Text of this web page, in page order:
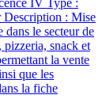
IV Type :
Description : Mise
le secteur de
pizzeria, snack et
la vente
que les
la fiche